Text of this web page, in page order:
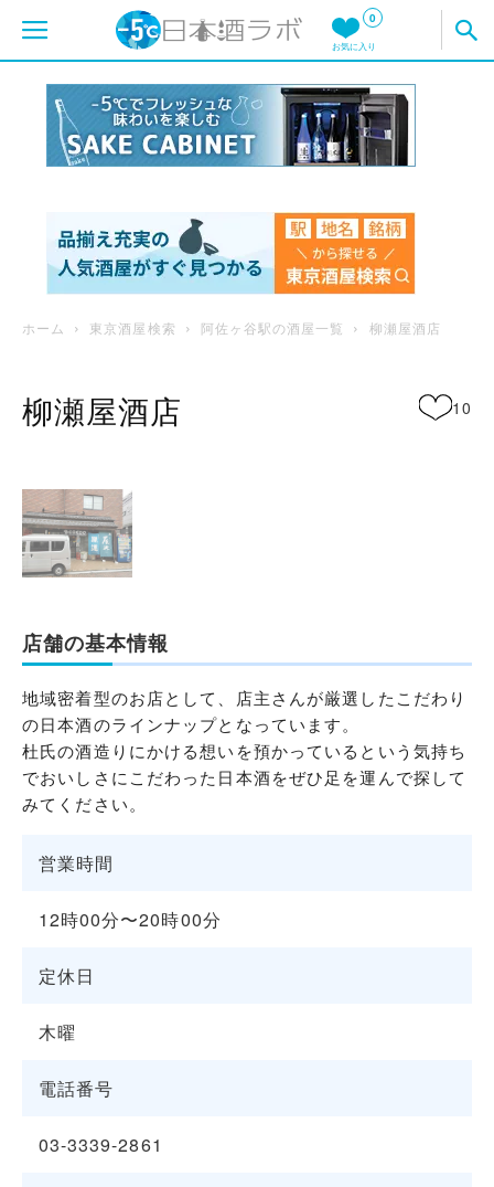
0
お気に入り
ホーム 東京酒屋検索 阿佐ヶ谷駅の酒屋一覧 柳瀬屋酒店
柳瀬屋酒店 10
店舗の基本情報
地域密着型のお店として、店主さんが厳選したこだわり
の日本酒のラインナップとなっています。
杜氏の酒造りにかける想いを預かっているという気持ち
でおいしさにこだわった日本酒をぜひ足を運んで探して
みてください。
営業時間
12時00分〜20時00分
定休日
木曜
電話番号
03-3339-2861